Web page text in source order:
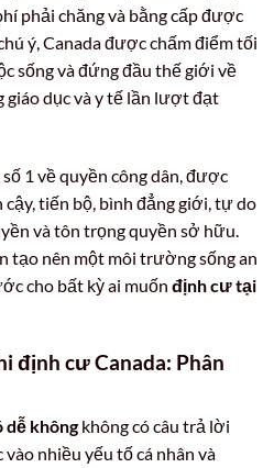
phải chăng và bằng cấp được
ý, Canada được chấm điểm tối
sống và đứng đầu thế giới về
giáo dục và y tế lần lượt đạt
1 về quyền công dân, được
tiến bộ, bình đẳng giới, tự do
và tôn trọng quyền sở hữu.
tạo nên một môi trường sống an
cho bất kỳ ai muốn định cư tại
định cư Canada: Phân
dễ khôngkhông có câu trả lời
nhiều yếu tố cá nhân và